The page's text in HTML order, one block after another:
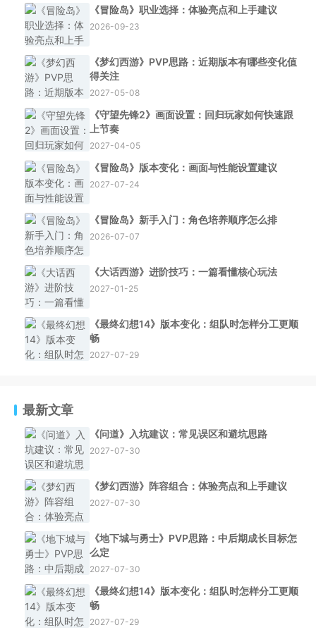
《冒险岛》职业选择：体验亮点和上手建议
2026-09-23
《梦幻西游》PVP思路：近期版本有哪些变化值
得关注
2027-05-08
《守望先锋2》画面设置：回归玩家如何快速跟
上节奏
2027-04-05
《冒险岛》版本变化：画面与性能设置建议
2027-07-24
《冒险岛》新手入门：角色培养顺序怎么排
2026-07-07
《大话西游》进阶技巧：一篇看懂核心玩法
2027-01-25
《最终幻想14》版本变化：组队时怎样分工更顺
畅
2027-07-29
最新文章
《问道》入坑建议：常见误区和避坑思路
2027-07-30
《梦幻西游》阵容组合：体验亮点和上手建议
2027-07-30
《地下城与勇士》PVP思路：中后期成长目标怎
么定
2027-07-30
《最终幻想14》版本变化：组队时怎样分工更顺
畅
2027-07-29